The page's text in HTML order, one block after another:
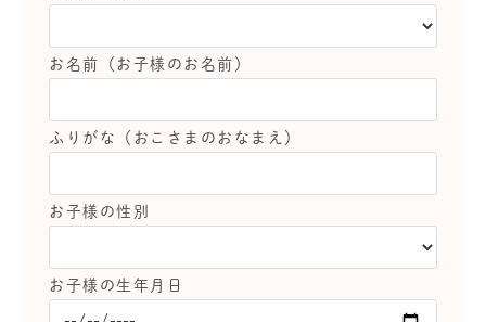
お名前（お子様のお名前）
ふりがな（おこさまのおなまえ）
お子様の性別
お子様の生年月日